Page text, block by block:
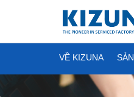
VỀ KIZUNA